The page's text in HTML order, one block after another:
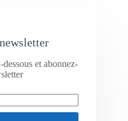
et abonnez-